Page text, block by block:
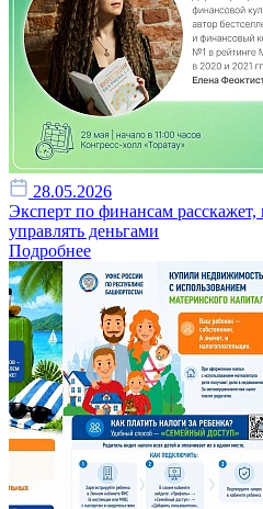
28.05.2026
Эксперт по финансам расскажет,
управлять деньгами
Подробнее